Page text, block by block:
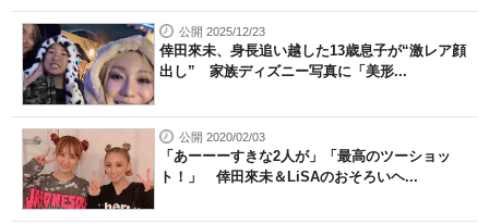
公開 2025/12/23
倖田來未、身長追い越した13歳息子が“激レア顔
出し” 家族ディズニー写真に「美形...
公開 2020/02/03
「あーーーすきな2人が」「最高のツーショッ
ト！」 倖田來未＆LiSAのおそろいヘ...